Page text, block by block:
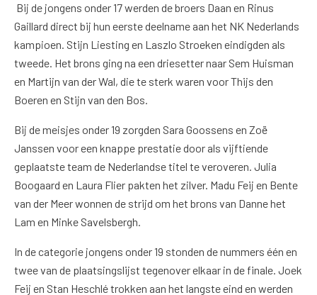
Bij de jongens onder 17 werden de broers Daan en Rinus
Gaillard direct bij hun eerste deelname aan het NK Nederlands
kampioen. Stijn Liesting en Laszlo Stroeken eindigden als
tweede. Het brons ging na een driesetter naar Sem Huisman
en Martijn van der Wal, die te sterk waren voor Thijs den
Boeren en Stijn van den Bos.
Bij de meisjes onder 19 zorgden Sara Goossens en Zoë
Janssen voor een knappe prestatie door als vijftiende
geplaatste team de Nederlandse titel te veroveren. Julia
Boogaard en Laura Flier pakten het zilver. Madu Feij en Bente
van der Meer wonnen de strijd om het brons van Danne het
Lam en Minke Savelsbergh.
In de categorie jongens onder 19 stonden de nummers één en
twee van de plaatsingslijst tegenover elkaar in de finale. Joek
Feij en Stan Heschlé trokken aan het langste eind en werden